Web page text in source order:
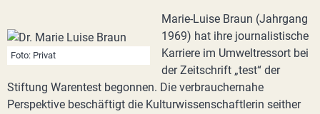
Foto: Privat
Marie-Luise Braun (Jahrgang
1969) hat ihre journalistische
Karriere im Umweltressort bei
der Zeitschrift „test“ der
Stiftung Warentest begonnen. Die verbrauchernahe
Perspektive beschäftigt die Kulturwissenschaftlerin seither